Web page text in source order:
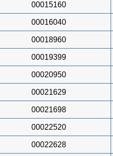
00015160
00016040
00018960
00019399
00020950
00021629
00021698
00022520
00022628